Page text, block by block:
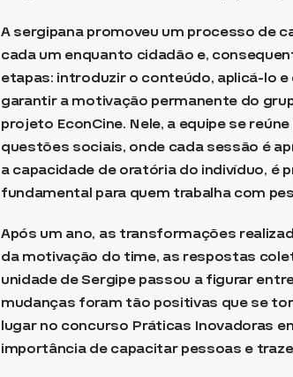
A sergipana promoveu um processo de
cada um enquanto cidadão e,
etapas: introduzir o conteúdo, aplicá-lo
garantir a motivação permanente do
projeto EconCine. Nele, a equipe se
questões sociais, onde cada sessão é
a capacidade de oratória do indivíduo, é
fundamental para quem trabalha com
Após um ano, as transformações
da motivação do time, as respostas
unidade de Sergipe passou a figurar
mudanças foram tão positivas que se
lugar no concurso Práticas Inovadoras
importância de capacitar pessoas e